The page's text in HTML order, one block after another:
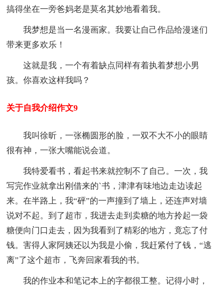
搞得坐在一旁爸妈老是莫名其妙地看着我。
我梦想是当一名漫画家。我要让自己作品给漫迷们
带来更多欢乐！
这就是我，一个有着缺点同样有着执着梦想小男
孩。你喜欢这样我吗？
关于自我介绍作文9
我叫徐昕，一张椭圆形的脸，一双不大不小的眼睛
很有神，一张大嘴能说会道。
我特爱看书，看起书来就控制不了自己。一次，我
写完作业就拿出刚借来的`书，津津有味地边走边读起
来。在半路上，我“砰”的一声撞到了墙上，还连声对墙
说对不起。到了超市，我进去走到卖糖的地方拎起一袋
糖便向门口走去，因为我看到了精彩的地方，竟忘了付
钱。害得人家阿姨还以为我是小偷，我赶紧付了钱，“逃
离”了这个超市，飞奔回家看我的书。
我的作业本和笔记本上的字都很工整。记得小时，